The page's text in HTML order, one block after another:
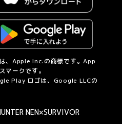
、Apple Inc.の商標です。App
ークです。
Play ロゴは、Google LLCの
NEN×SURVIVOR